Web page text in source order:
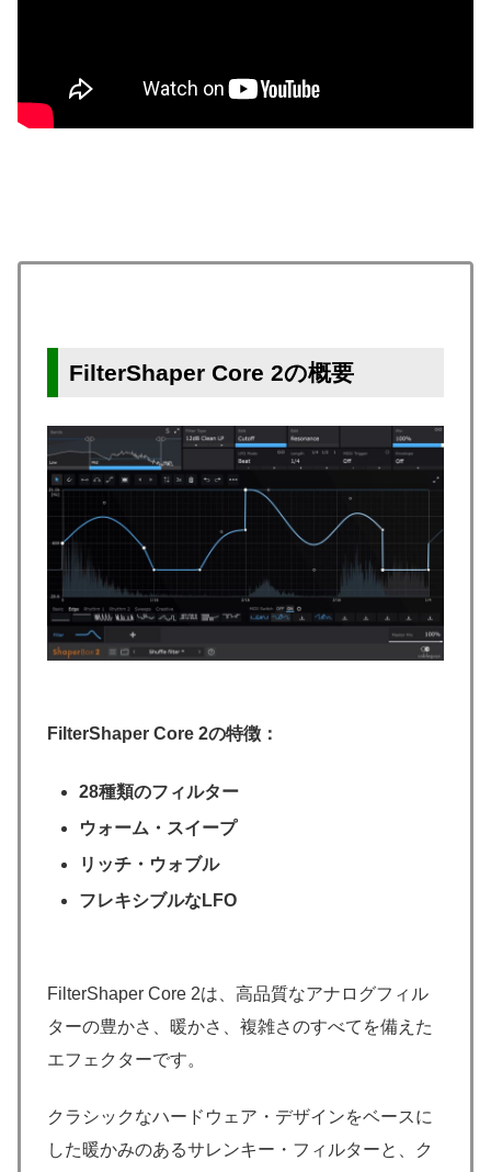
FilterShaper Core 2の概要
FilterShaper Core 2の特徴：
28種類のフィルター
ウォーム・スイープ
リッチ・ウォブル
フレキシブルなLFO
FilterShaper Core 2は、高品質なアナログフィル
ターの豊かさ、暖かさ、複雑さのすべてを備えた
エフェクターです。
クラシックなハードウェア・デザインをベースに
した暖かみのあるサレンキー・フィルターと、ク